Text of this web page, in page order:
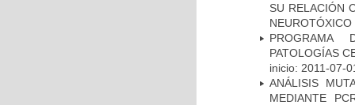
SU RELACIÓN
NEUROTÓXICO
PROGRAMA
PATOLOGÍAS
inicio: 2011-07-
ANÁLISIS
MEDIANTE